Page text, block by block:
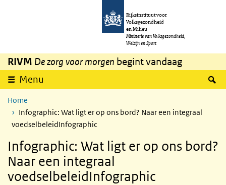
Overslaan en naar de inhoud gaan
Rijksinstituut voor
Volksgezondheid
en Milieu
Ministerie van Volksgezondheid,
Welzijn en Sport
RIVM De zorg voor morgen begint vandaag
Menu
Home
Infographic: Wat ligt er op ons bord? Naar een integraal
voedselbeleidInfographic
Infographic: Wat ligt er op ons bord?
Naar een integraal
voedselbeleidInfographic